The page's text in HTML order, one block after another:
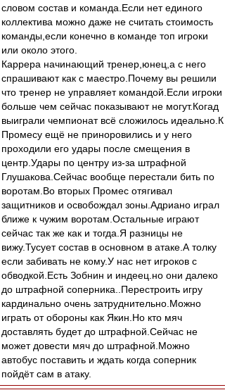
словом состав и команда.Если нет единого
коллектива можно даже не считать стоимость
команды,если конечно в команде топ игроки
или около этого.
Каррера начинающий тренер,юнец,а с него
спрашивают как с маестро.Почему вы решили
что тренер не управляет командой.Если игроки
больше чем сейчас показывают не могут.Когад
выиграли чемпионат всё сложилось идеально.К
Промесу ещё не приноровились и у него
проходили его удары после смещения в
центр.Удары по центру из-за штрафной
Глушакова.Сейчас вообще перестали бить по
воротам.Во вторых Промес отягивал
защитников и освобождал зоны.Адриано играл
ближе к чужим воротам.Остальные играют
сейчас так же как и тогда.Я разницы не
вижу.Тусует состав в основном в атаке.А толку
если забивать не кому.У нас нет игроков с
обводкой.Есть Зобнин и индеец.но они далеко
до штрафной соперника..Перестроить игру
кардинально очень затруднительно.Можно
играть от обороны как Якин.Но кто мяч
доставлять будет до штрафной.Сейчас не
может довести мяч до штрафной.Можно
автобус поставить и ждать когда соперник
пойдёт сам в атаку.